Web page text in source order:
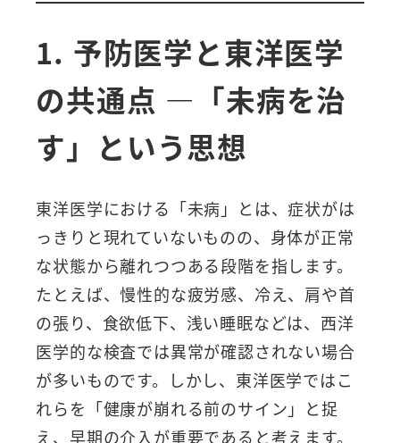
1. 予防医学と東洋医学
の共通点 ―「未病を治
す」という思想
東洋医学における「未病」とは、症状がは
っきりと現れていないものの、身体が正常
な状態から離れつつある段階を指します。
たとえば、慢性的な疲労感、冷え、肩や首
の張り、食欲低下、浅い睡眠などは、西洋
医学的な検査では異常が確認されない場合
が多いものです。しかし、東洋医学ではこ
れらを「健康が崩れる前のサイン」と捉
え、早期の介入が重要であると考えます。